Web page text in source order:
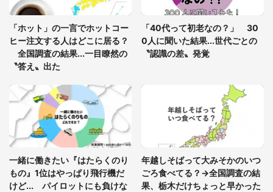
あまりにも四角すぎる猫、激写される 「これもう
座布団だろ」「食パンの耳」と1.4万人困惑
「ホット」の一言でホットコー
ヒー注文する人はどこに居る？
全国調査の結果...一目瞭然の
〝答え〟出た
「40代って初老なの？」 30
0人に聞いた結果...世代ごとの
〝認識の差〟発覚
一緒に働きたい『はたらくのり
もの』1位はやっぱり飛行機だ
けど... パイロットにも負けな
年越しそばって大みそかのいつ
ごろ食べてる？→全国調査の結
果、栃木だけちょっと早かった